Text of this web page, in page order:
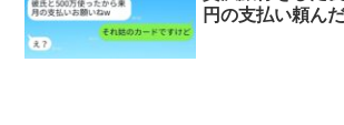
円の支払い頼ん